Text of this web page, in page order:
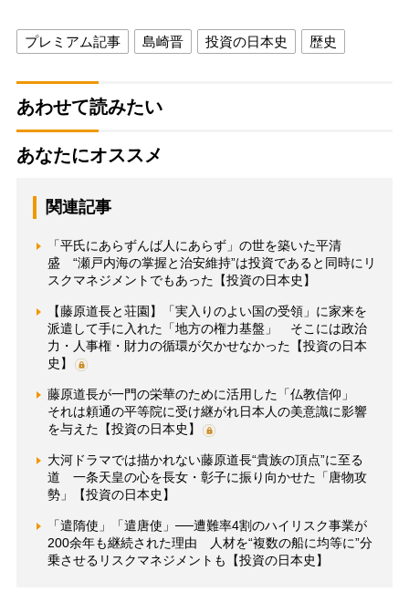
プレミアム記事 島崎晋 投資の日本史 歴史
あわせて読みたい
あなたにオススメ
関連記事
「平氏にあらずんば人にあらず」の世を築いた平清
盛 “瀬戸内海の掌握と治安維持”は投資であると同時にリ
スクマネジメントでもあった【投資の日本史】
【藤原道長と荘園】「実入りのよい国の受領」に家来を
派遣して手に入れた「地方の権力基盤」 そこには政治
力・人事権・財力の循環が欠かせなかった【投資の日本
史】
藤原道長が一門の栄華のために活用した「仏教信仰」
それは頼通の平等院に受け継がれ日本人の美意識に影響
を与えた【投資の日本史】
大河ドラマでは描かれない藤原道長“貴族の頂点”に至る
道 一条天皇の心を長女・彰子に振り向かせた「唐物攻
勢」【投資の日本史】
「遣隋使」「遣唐使」──遭難率4割のハイリスク事業が
200余年も継続された理由 人材を“複数の船に均等に”分
乗させるリスクマネジメントも【投資の日本史】